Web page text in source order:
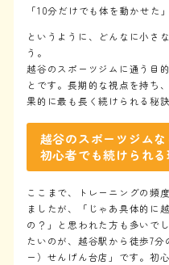
「10分だけでも体を動かせた」
というように、どんなに小さ
う。
越谷のスポーツジムに通う目
とです。長期的な視点を持ち
果的に最も長く続けられる秘訣
越谷のスポーツジムな
初心者でも続けられる
ここまで、トレーニングの頻
ましたが、「じゃあ具体的に
の？」と思われた方も多いで
たいのが、越谷駅から徒歩7分
ー）せんげん台店」です。初